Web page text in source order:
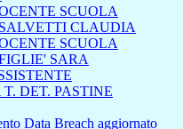
SCUOLA
CLAUDIA
SCUOLA
SARA
DET. PASTINE
Data Breach aggiornato